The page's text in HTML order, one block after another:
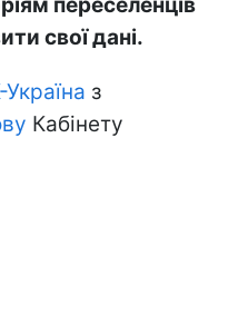
свої дані.
з
Кабінету